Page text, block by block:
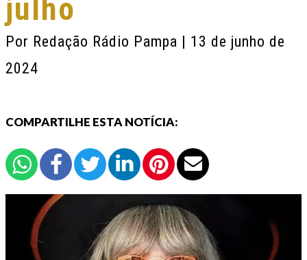
julho
Por Redação Rádio Pampa | 13 de junho de
2024
COMPARTILHE ESTA NOTÍCIA: